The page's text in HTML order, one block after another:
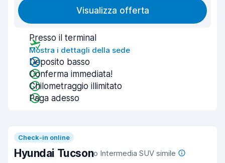
Visualizza offerta
Presso il terminal
Mostra i dettagli della sede
Deposito basso
Conferma immediata!
Chilometraggio illimitato
Paga adesso
Check-in online
Hyundai Tucsono Intermedia SUV simile